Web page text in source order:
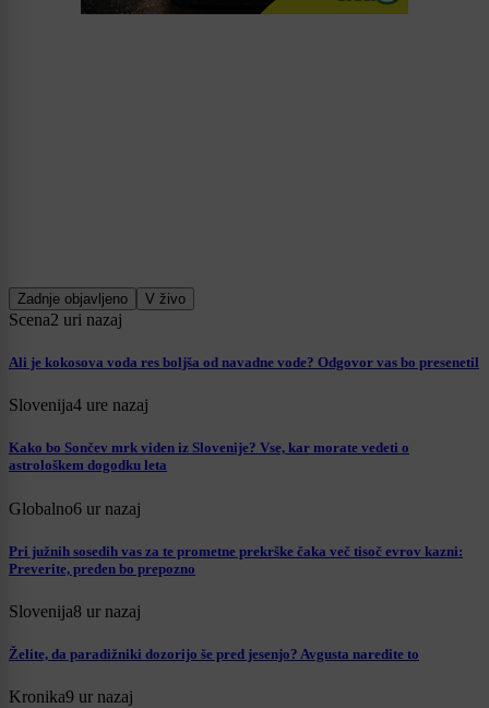
Zadnje objavljeno V živo
Scena2 uri nazaj
Ali je kokosova voda res boljša od navadne vode? Odgovor vas bo presenetil
Slovenija4 ure nazaj
Kako bo Sončev mrk viden iz Slovenije? Vse, kar morate vedeti o
astrološkem dogodku leta
Globalno6 ur nazaj
Pri južnih sosedih vas za te prometne prekrške čaka več tisoč evrov kazni:
Preverite, preden bo prepozno
Slovenija8 ur nazaj
Želite, da paradižniki dozorijo še pred jesenjo? Avgusta naredite to
Kronika9 ur nazaj